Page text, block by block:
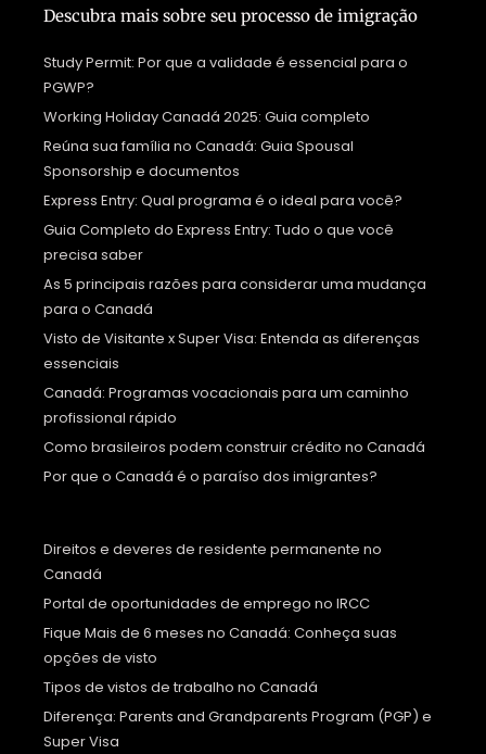
Descubra mais sobre seu processo de imigração
Study Permit: Por que a validade é essencial para o
PGWP?
Working Holiday Canadá 2025: Guia completo
Reúna sua família no Canadá: Guia Spousal
Sponsorship e documentos
Express Entry: Qual programa é o ideal para você?
Guia Completo do Express Entry: Tudo o que você
precisa saber
As 5 principais razões para considerar uma mudança
para o Canadá
Visto de Visitante x Super Visa: Entenda as diferenças
essenciais
Canadá: Programas vocacionais para um caminho
profissional rápido
Como brasileiros podem construir crédito no Canadá
Por que o Canadá é o paraíso dos imigrantes?
Direitos e deveres de residente permanente no
Canadá
Portal de oportunidades de emprego no IRCC
Fique Mais de 6 meses no Canadá: Conheça suas
opções de visto
Tipos de vistos de trabalho no Canadá
Diferença: Parents and Grandparents Program (PGP) e
Super Visa